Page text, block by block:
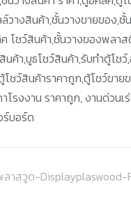
วางสินค้า,ชั้นวางขายของ,
โชว์สินค้า,ชั้นวางของพลา
ค้า,บูธโชว์สินค้า,รับทำตู้โช
ชว์สินค้าราคาถูก,ตู้โชว์ขา
โรงงาน ราคาถูก, งานด่ว
บอร์ด
าสวูด-Displayplaswood-